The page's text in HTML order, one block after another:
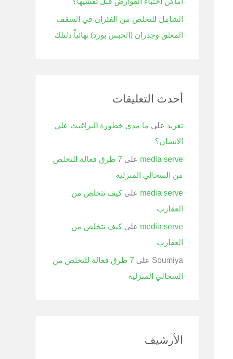
الشامل للتخلص من الفئران في السقف
المعلق وجدران (الجبس بورد) نهائياً دليلك
أحدث التعليقات
تغريد على ما مدى خطورة البراغيث علي
الانسان؟
media serve على
7 طرق فعالة للتخلص
من السحالي المنزلية
media serve على كيف تتخلص من
العقارب
media serve على كيف تتخلص من
العقارب
Soumiya على
7 طرق فعالة للتخلص من
السحالي المنزلية
الأرشيف